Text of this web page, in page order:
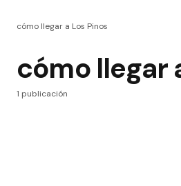
cómo llegar a Los Pinos
cómo llegar
1 publicación